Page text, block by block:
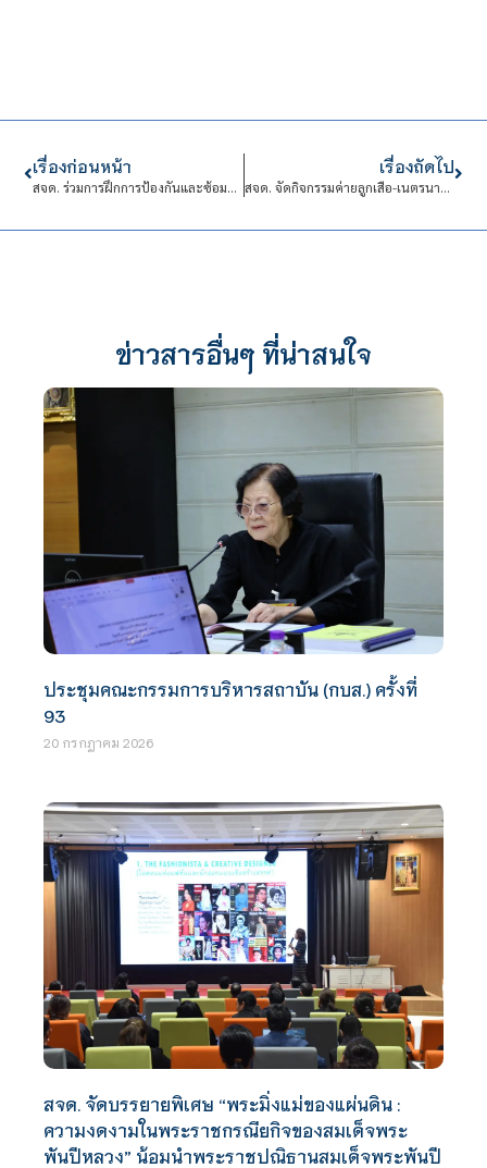
เรื่องก่อนหน้า
สจด. ร่วมการฝึกการป้องกันและซ้อมอพยพหนีไฟเมื่อเกิดเหตุเพลิงไหม้ภายในอาคาร ครั้งที่ 1 ประจำปี 2568
เรื่องถัดไป
สจด. จัดกิจกรรมค่ายลูกเสือ-เนตรนารีวิสามัญ ประจำปีการศึกษา 2567
ข่าวสารอื่นๆ ที่น่าสนใจ
ประชุมคณะกรรมการบริหารสถาบัน (กบส.) ครั้งที่
93
20 กรกฎาคม 2026
สจด. จัดบรรยายพิเศษ “พระมิ่งแม่ของแผ่นดิน :
ความงดงามในพระราชกรณียกิจของสมเด็จพระ
พันปีหลวง” น้อมนำพระราชปณิธานสมเด็จพระพันปี